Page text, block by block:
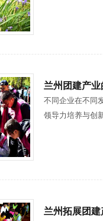
兰州团建产
不同企业在不同
领导力培养与创
兰州拓展团